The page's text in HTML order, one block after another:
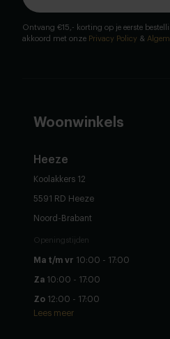
Ontvang €15,- korting op je eerste
akkoord met onze Privacy Policy &
Woonwinkels
Heeze
Koolakkers 12
5591 RD Heeze
Noord-Brabant
Openingstijden
Ma t/m vr 10:00 - 17:00
Za 10:00 - 17:00
Zo 12:00 - 17:00
Lees meer